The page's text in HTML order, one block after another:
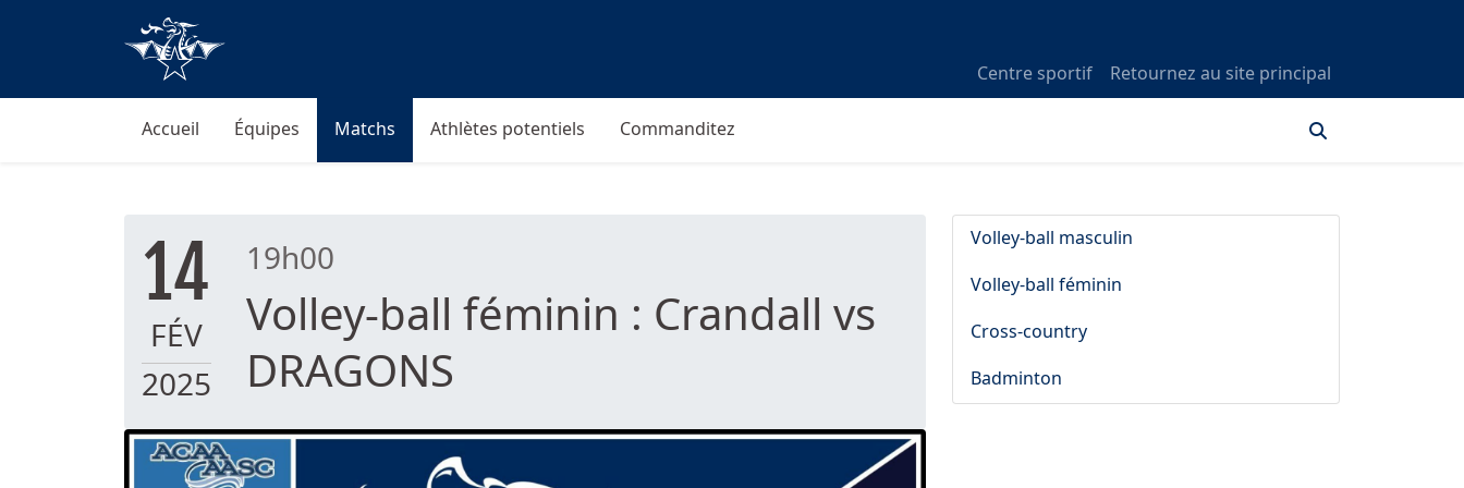
Centre sportif Retournez au site principal
Accueil Équipes Matchs Athlètes potentiels Commanditez
14
FÉV
2025
19h00
Volley-ball féminin : Crandall vs
DRAGONS
Volley-ball masculin
Volley-ball féminin
Cross-country
Badminton